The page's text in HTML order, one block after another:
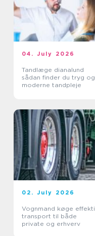
04. July 2026
Tandlæge dianalund
sådan finder du tryg og
moderne tandpleje
02. July 2026
Vognmand køge effektiv
transport til både
private og erhverv